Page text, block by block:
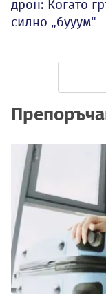
дрон: Когато
силно „бууум“